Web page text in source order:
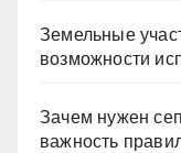
Земельные
возможности
Зачем нужен
важность